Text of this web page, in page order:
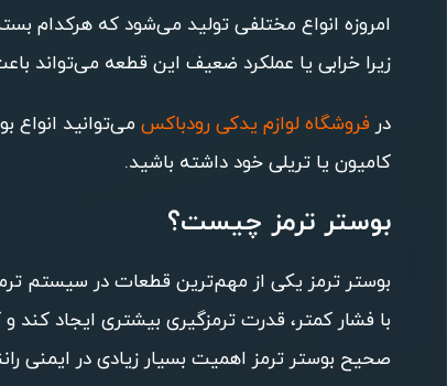
امروزه انواع مختلفی تولید می‌شود که هرکدام
زیرا خرابی یا عملکرد ضعیف این قطعه می‌تواند
در فروشگاه لوازم یدکی رودباکس می‌توانید انواع
کامیون یا تریلی خود داشته باشید.
بوستر ترمز چیست؟
بوستر ترمز یکی از مهم‌ترین قطعات در سیستم
با فشار کمتر، قدرت ترمزگیری بیشتری ایجاد کند
صحیح بوستر ترمز اهمیت بسیار زیادی در ایمنی